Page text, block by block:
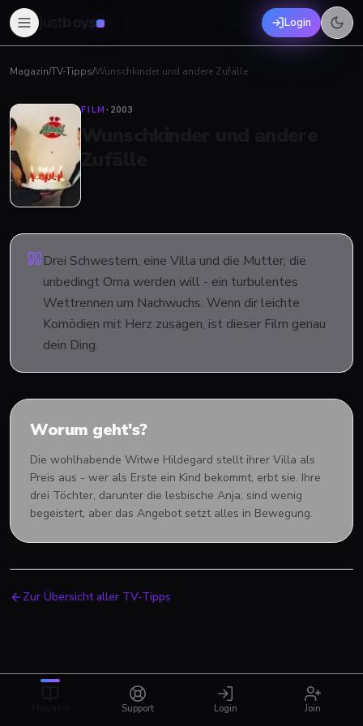
boys Login
Magazin/TV-Tipps/Wunschkinder und andere Zufälle
FILM· 2003
Drei Schwestern, eine Villa und die Mutter, die
unbedingt Oma werden will - ein turbulentes
Wettrennen um Nachwuchs. Wenn dir leichte
Komödien mit Herz zusagen, ist dieser Film genau
dein Ding.
Worum geht's?
Die wohlhabende Witwe Hildegard stellt ihrer Villa als
Preis aus - wer als Erste ein Kind bekommt, erbt sie. Ihre
drei Töchter, darunter die lesbische Anja, sind wenig
begeistert, aber das Angebot setzt alles in Bewegung.
Zur Übersicht aller TV-Tipps
Support Login Join